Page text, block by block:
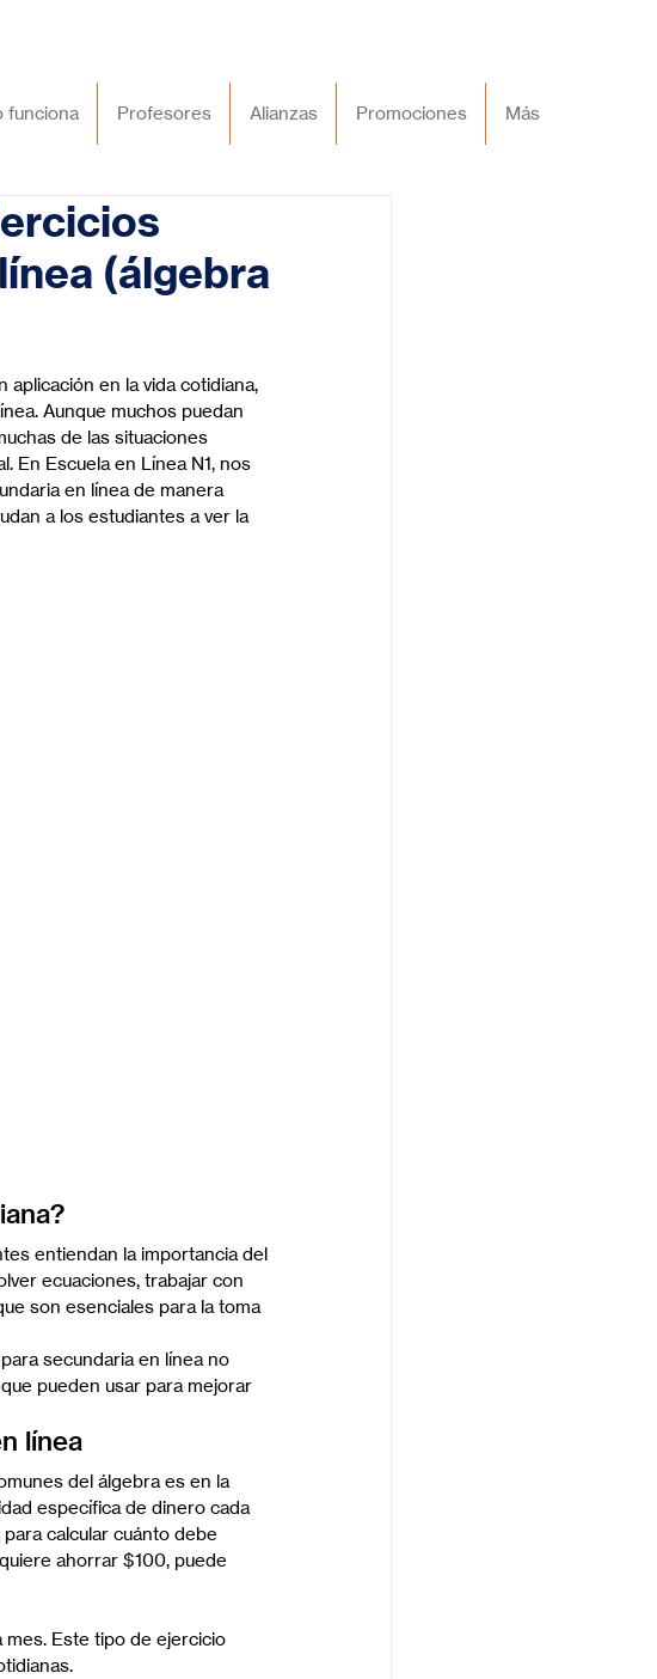
funciona Profesores Alianzas Promociones Más
(álgebra
aplicación en la vida cotidiana,
Aunque muchos puedan
de las situaciones
En Escuela en Línea N1, nos
en línea de manera
a los estudiantes a ver la
entiendan la importancia del
ecuaciones, trabajar con
son esenciales para la toma
secundaria en línea no
pueden usar para mejorar
línea
del álgebra es en la
específica de dinero cada
calcular cuánto debe
ahorrar $100, puede
Este tipo de ejercicio